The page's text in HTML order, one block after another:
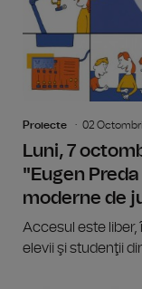
Proiecte 02
Luni, 7
"Eugen
moderne de
Accesul este
elevii şi studenţii